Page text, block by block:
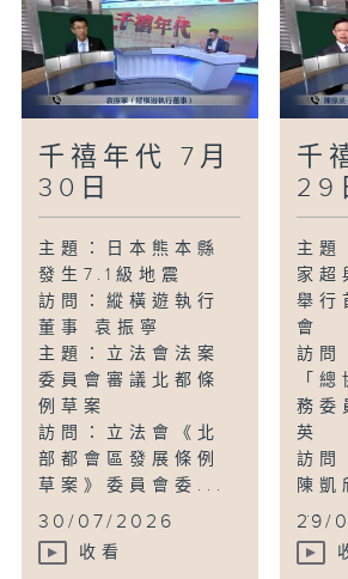
千禧年代 7月
30日
主題：日本熊本縣
發生7.1級地震
訪問：縱橫遊執行
董事 袁振寧
主題：立法會法案
委員會審議北都條
例草案
訪問：立法會《北
部都會區發展條例
草案》委員會委...
30/07/2026
收看
千
29
主題
家超
舉行
會
訪問
「
務委
英
訪問
陳凱
...
29/